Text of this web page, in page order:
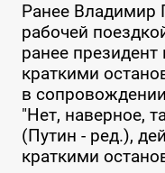
Ранее Владимир
рабочей
ранее
краткими
в
"Нет, наверное,
(Путин - ред.),
краткими